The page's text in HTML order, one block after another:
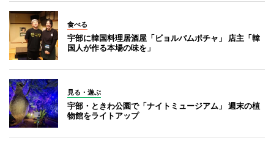
食べる
宇部に韓国料理居酒屋「ビョルバムポチャ」 店主「韓
国人が作る本場の味を」
見る・遊ぶ
宇部・ときわ公園で「ナイトミュージアム」 週末の植
物館をライトアップ